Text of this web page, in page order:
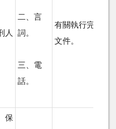
人
二、言
詞。
三、電
話。
有關執行完畢之
文件。
保